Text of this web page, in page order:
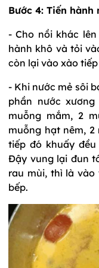
Bước 4: Tiến hành
- Cho nồi khác
hành khô và tỏi
còn lại vào xào
- Khi nước mẻ sôi
phần nước
muỗng mắm, 2
muỗng hạt nêm,
tiếp đó khuấy
Đậy vung lại đun
rau mùi, thì là
bếp.